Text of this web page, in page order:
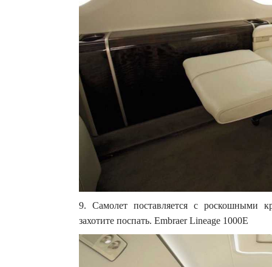
9. Самолет поставляется с роскошными
захотите поспать. Embraer Lineage 1000E